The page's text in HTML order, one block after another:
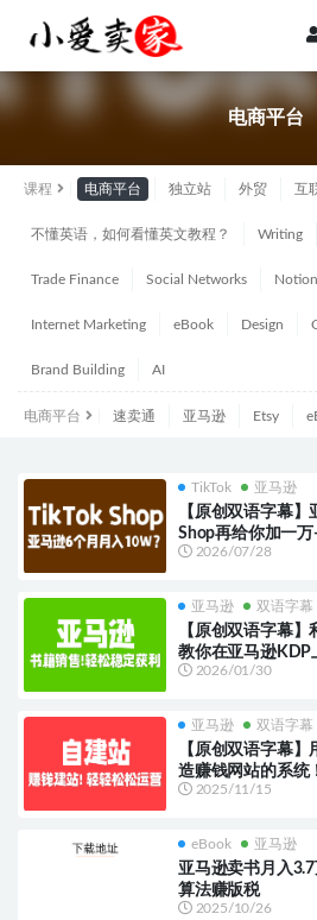
电商平台
课程 电商平台 独立站 外贸 互
不懂英语，如何看懂英文教程？ Writing
Trade Finance Social Networks Notion
Internet Marketing eBook Design
Brand Building AI
电商平台 速卖通 亚马逊 Etsy
TikTok 亚马逊
【原创双语字幕
Shop再给你加一
做到2026/07/28
亚马逊 双语字幕
【原创双语字幕
教你在亚马逊KDP
得收入！学会如何
2026/01/30
亚马逊 双语字幕
【原创双语字幕】
造赚钱网站的系统
为营！
2025/11/15
eBook 亚马逊
亚马逊卖书月入
算法赚版税
2025/10/26